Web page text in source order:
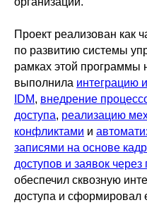
Проект реализован как
по развитию системы
рамках этой программы
выполнила интеграцию
IDM, внедрение
доступа, реализацию
конфликтами и
записями на основе
доступов и заявок через
обеспечил сквозную
доступа и сформировал